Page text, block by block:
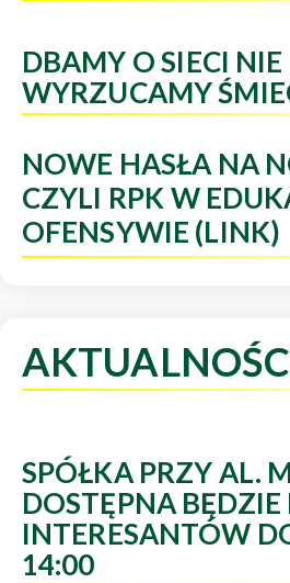
DBAMY O SIECI NIE
WYRZUCAMY
NOWE HASŁA NA
CZYLI RPK W
OFENSYWIE (LINK)
SPÓŁKA PRZY AL.
DOSTĘPNA BĘDZIE
INTERESANTÓW
14:00